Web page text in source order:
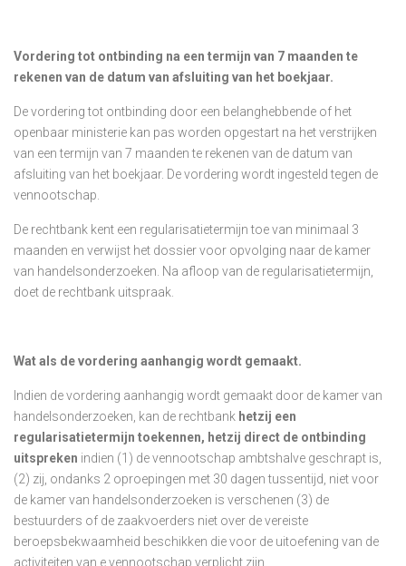
Vordering tot ontbinding na een termijn van 7 maanden te
rekenen van de datum van afsluiting van het boekjaar.
De vordering tot ontbinding door een belanghebbende of het
openbaar ministerie kan pas worden opgestart na het verstrijken
van een termijn van 7 maanden te rekenen van de datum van
afsluiting van het boekjaar. De vordering wordt ingesteld tegen de
vennootschap.
De rechtbank kent een regularisatietermijn toe van minimaal 3
maanden en verwijst het dossier voor opvolging naar de kamer
van handelsonderzoeken. Na afloop van de regularisatietermijn,
doet de rechtbank uitspraak.
Wat als de vordering aanhangig wordt gemaakt.
Indien de vordering aanhangig wordt gemaakt door de kamer van
handelsonderzoeken, kan de rechtbank hetzij een
regularisatietermijn toekennen, hetzij direct de ontbinding
uitspreken indien (1) de vennootschap ambtshalve geschrapt is,
(2) zij, ondanks 2 oproepingen met 30 dagen tussentijd, niet voor
de kamer van handelsonderzoeken is verschenen (3) de
bestuurders of de zaakvoerders niet over de vereiste
beroepsbekwaamheid beschikken die voor de uitoefening van de
activiteiten van e vennootschap verplicht zijn.